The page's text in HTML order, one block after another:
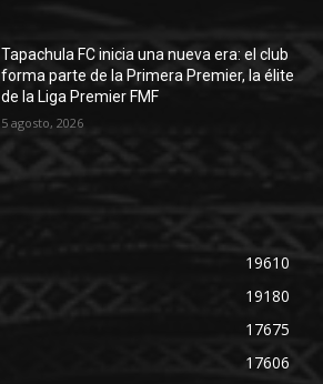
Tapachula FC inicia una nueva era: el club
forma parte de la Primera Premier, la élite
de la Liga Premier FMF
5 agosto, 2026
19610
19180
17675
17606